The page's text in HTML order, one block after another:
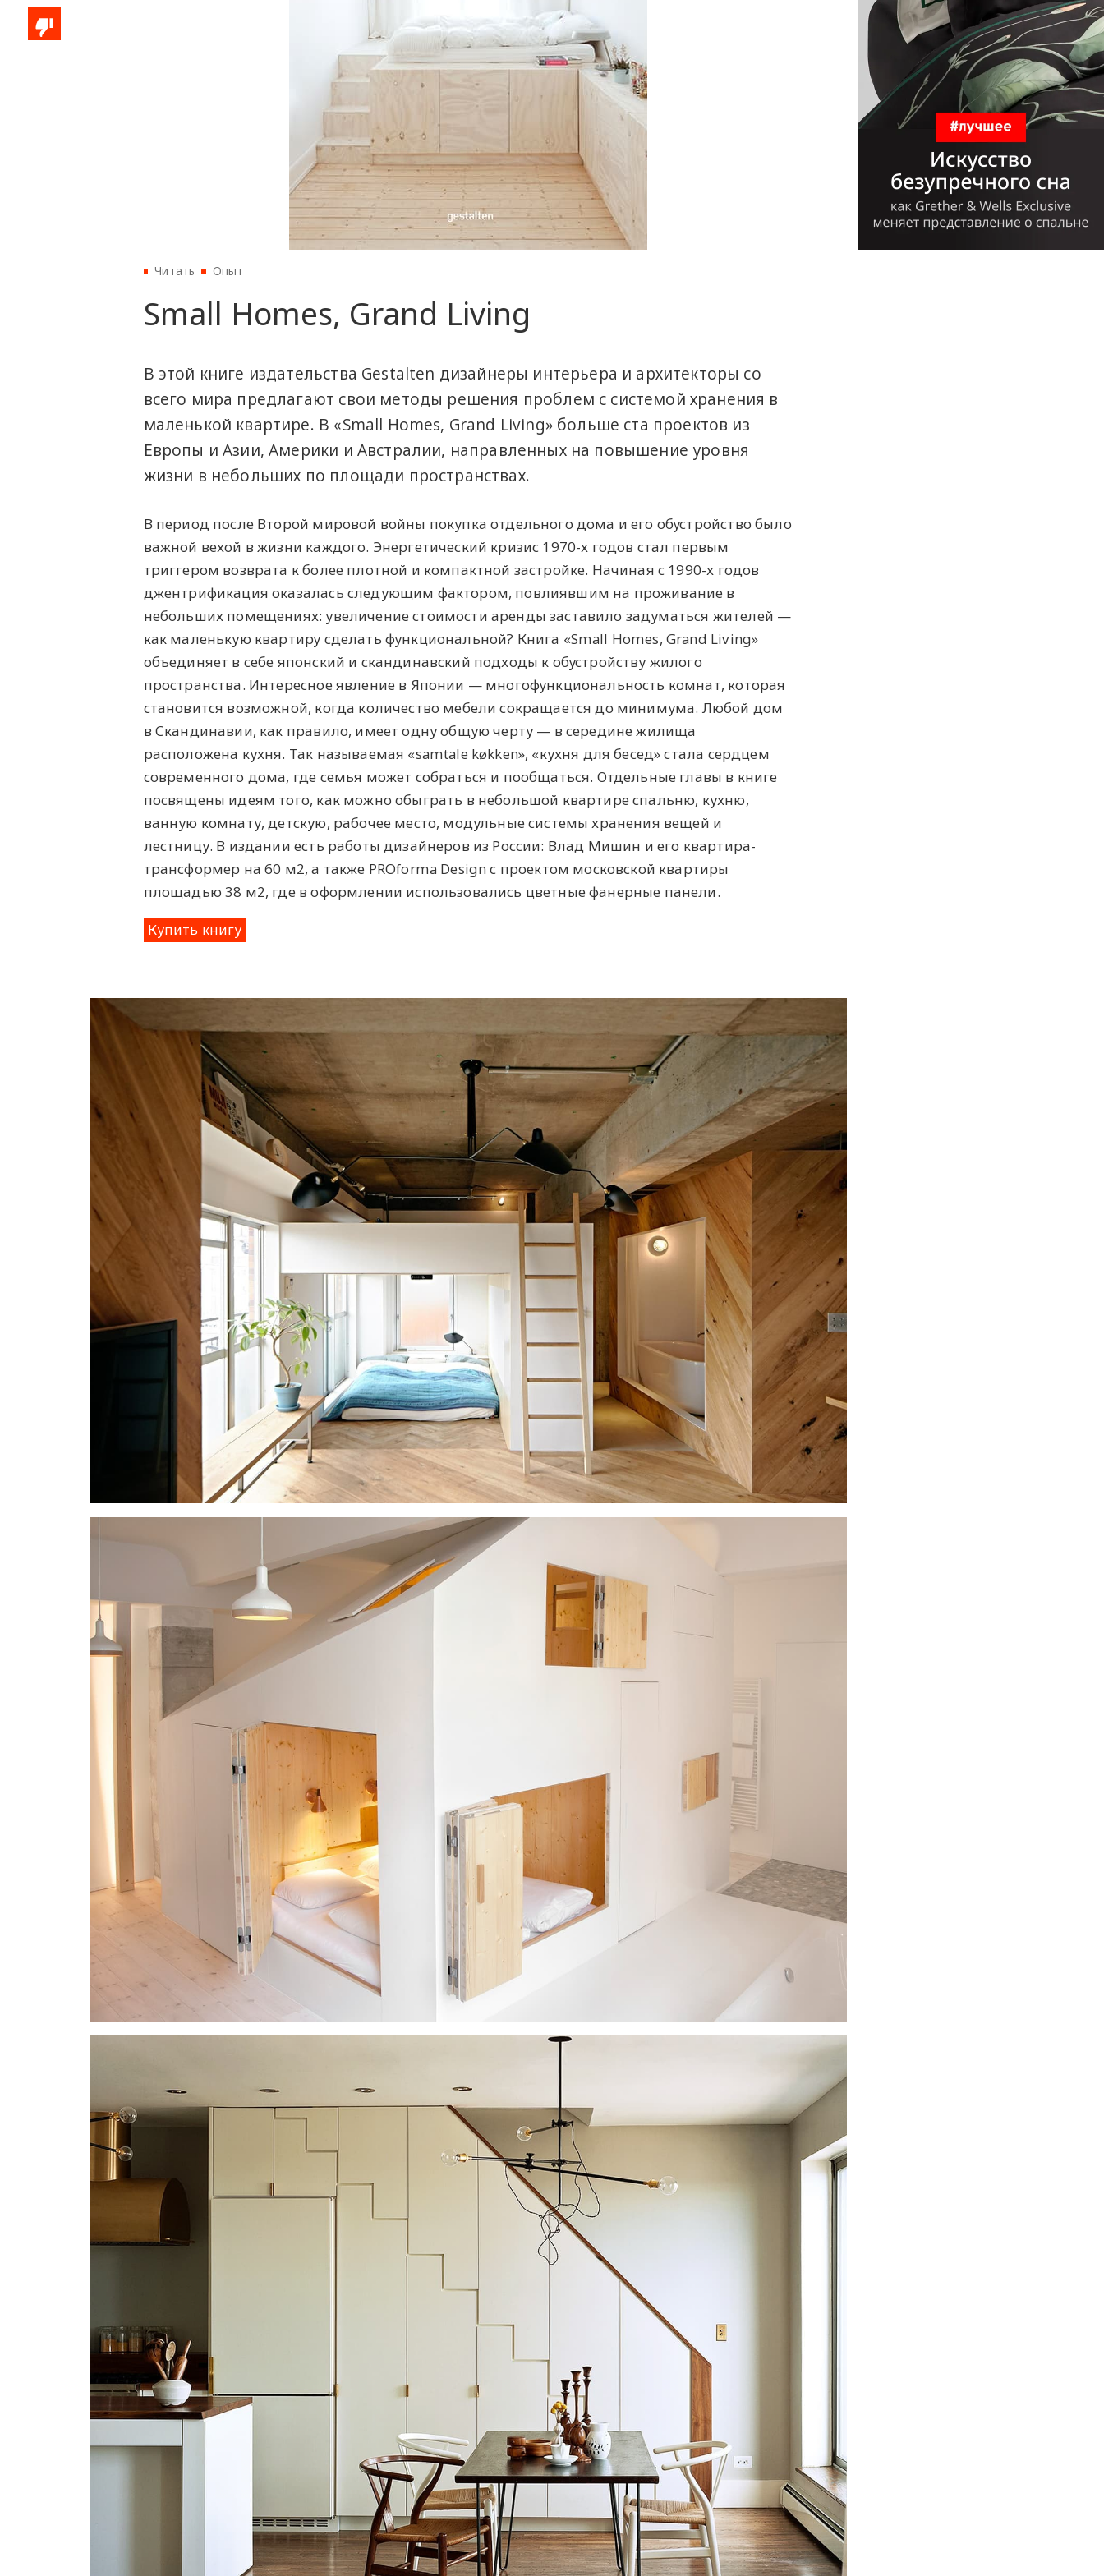
Читать Опыт
Small Homes, Grand Living
В этой книге издательства Gestalten дизайнеры интерьера и архитекторы со
всего мира предлагают свои методы решения проблем с системой хранения в
маленькой квартире. В «Small Homes, Grand Living» больше ста проектов из
Европы и Азии, Америки и Австралии, направленных на повышение уровня
жизни в небольших по площади пространствах.
В период после Второй мировой войны покупка отдельного дома и его обустройство было
важной вехой в жизни каждого. Энергетический кризис 1970-х годов стал первым
триггером возврата к более плотной и компактной застройке. Начиная с 1990-х годов
джентрификация оказалась следующим фактором, повлиявшим на проживание в
небольших помещениях: увеличение стоимости аренды заставило задуматься жителей —
как маленькую квартиру сделать функциональной? Книга «Small Homes, Grand Living»
объединяет в себе японский и скандинавский подходы к обустройству жилого
пространства. Интересное явление в Японии — многофункциональность комнат, которая
становится возможной, когда количество мебели сокращается до минимума. Любой дом
в Скандинавии, как правило, имеет одну общую черту — в середине жилища
расположена кухня. Так называемая «samtale køkken», «кухня для бесед» стала сердцем
современного дома, где семья может собраться и пообщаться. Отдельные главы в книге
посвящены идеям того, как можно обыграть в небольшой квартире спальню, кухню,
ванную комнату, детскую, рабочее место, модульные системы хранения вещей и
лестницу. В издании есть работы дизайнеров из России: Влад Мишин и его квартира-
трансформер на 60 м2, а также PROforma Design с проектом московской квартиры
площадью 38 м2, где в оформлении использовались цветные фанерные панели.
Купить книгу